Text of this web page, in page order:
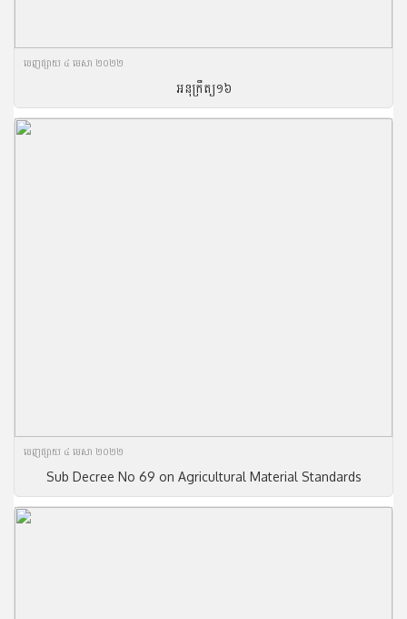
ចេញ​ផ្សាយ​ ៤ មេសា ២០២២
អនុក្រឹត្យ១៦
ចេញ​ផ្សាយ​ ៤ មេសា ២០២២
Sub Decree No 69 on Agricultural Material Standards